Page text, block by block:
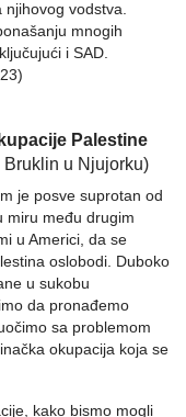
njihovog vodstva.
mnogih
i SAD.
Palestine
u Njujorku)
je posve suprotan od
miru među drugim
u Americi, da se
oslobodi. Duboko
u sukobu
da pronađemo
sa problemom
okupacija koja se
kako bismo mogli